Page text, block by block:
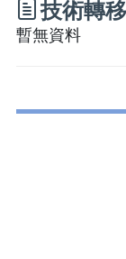
技術轉移
暫無資料